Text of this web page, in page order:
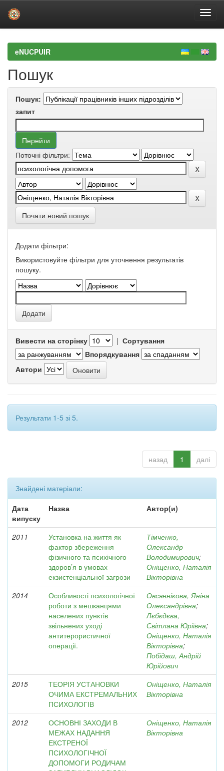
navigationeNUCPUIR
Пошук
Пошук:
запит
Поточні фільтри:
Почати новий пошук
Додати фільтри:
Використовуйте фільтри для уточнення результатів
пошуку.
Вивести на сторінку | Сортування
Впорядкування
Автори
Результати 1-5 зі 5.
назад 1 далі
Знайдені матеріали:
Дата
випуску
Назва Автор(и)
2011
Установка на життя як
фактор збереження
фізичного та психічного
здоров’я в умовах
екзистенціальної загрози
Тімченко,
Олександр
Володимирович;
Оніщенко, Наталія
Вікторівна
2014
Особливості психологічної
роботи з мешканцями
населених пунктів
звільнених уході
антитерористичної
операції.
Овсяннікова, Яніна
Олександрівна;
Лєбєдєва,
Світлана Юріївна;
Оніщенко, Наталія
Вікторівна;
Побідаш, Андрій
Юрійович
2015
ТЕОРІЯ УСТАНОВКИ
ОЧИМА ЕКСТРЕМАЛЬНИХ
ПСИХОЛОГІВ
Оніщенко, Наталія
Вікторівна
2012
ОСНОВНІ ЗАХОДИ В
МЕЖАХ НАДАННЯ
ЕКСТРЕНОЇ
ПСИХОЛОГІЧНОЇ
ДОПОМОГИ РОДИЧАМ
Оніщенко, Наталія
Вікторівна